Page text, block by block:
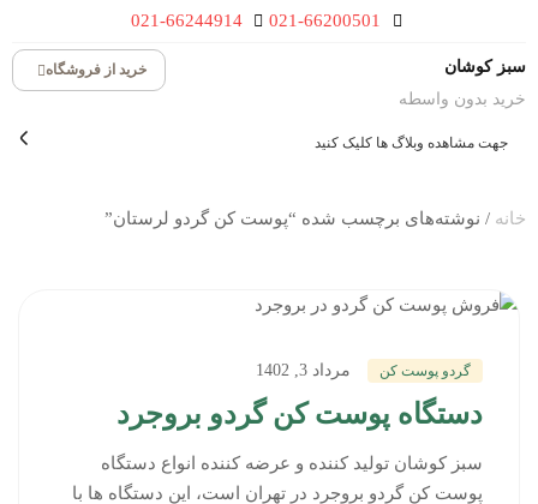
021-66200501
021-66244914
سبز کوشان خرید از فروشگاه
خرید بدون واسطه
جهت مشاهده وبلاگ ها کلیک کنید
خانه / نوشته‌های برچسب شده “پوست کن گردو لرستان”
گردو پوست کن مرداد 3, 1402
دستگاه پوست کن گردو بروجرد
سبز کوشان تولید کننده و عرضه کننده انواع دستگاه
پوست کن گردو بروجرد در تهران است، این دستگاه ها با